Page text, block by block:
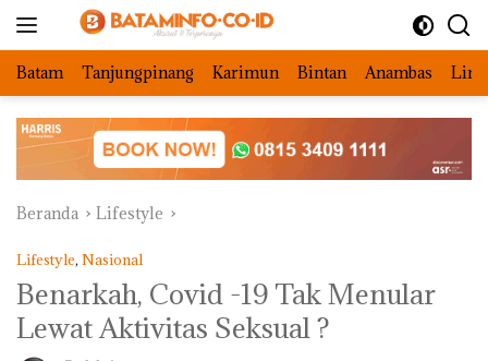
Batam Tanjungpinang Karimun Bintan Anambas
Beranda Lifestyle
Lifestyle, Nasional
Benarkah, Covid -19 Tak Menular
Lewat Aktivitas Seksual ?